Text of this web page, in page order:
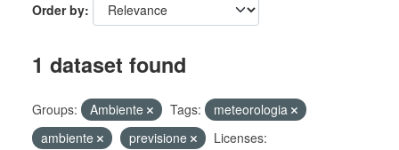
Order by
1 dataset found
Groups: Ambiente Tags:
meteorologia
ambiente
previsione
Licenses: